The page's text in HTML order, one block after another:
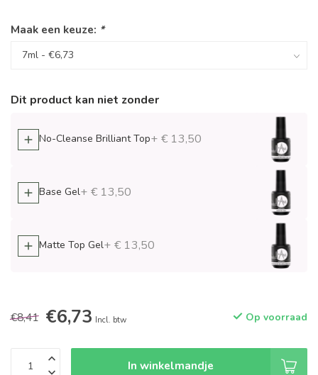
Maak een keuze: *
Dit product kan niet zonder
No-Cleanse Brilliant Top+ € 13,50
Base Gel+ € 13,50
Matte Top Gel+ € 13,50
€8,41 €6,73 Incl. btw Op voorraad
In winkelmandje